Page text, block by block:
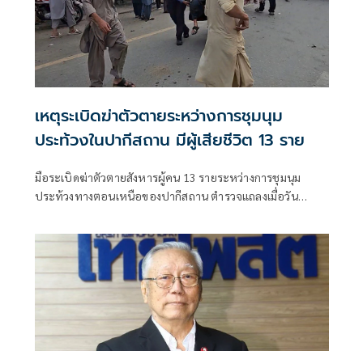
เหตุระเบิดฆ่าตัวตายระหว่างการชุมนุม
ประท้วงในปากีสถาน มีผู้เสียชีวิต 13 ราย
มือระเบิดฆ่าตัวตายสังหารผู้คน 13 รายระหว่างการชุมนุม
ประท้วงทางตอนเหนือของปากีสถาน ตำรวจแถลงเมื่อวัน
จังหวัดไคเบอร์ปัคตุนควา